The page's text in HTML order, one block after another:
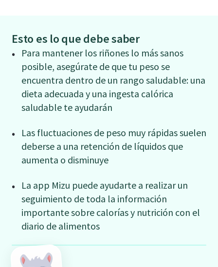
Esto es lo que debe saber
Para mantener los riñones lo más sanos
posible, asegúrate de que tu peso se
encuentra dentro de un rango saludable: una
dieta adecuada y una ingesta calórica
saludable te ayudarán
Las fluctuaciones de peso muy rápidas suelen
deberse a una retención de líquidos que
aumenta o disminuye
La app Mizu puede ayudarte a realizar un
seguimiento de toda la información
importante sobre calorías y nutrición con el
diario de alimentos